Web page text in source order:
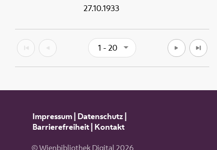
27.10.1933
1 - 20
Impressum| Datenschutz|
Barrierefreiheit| Kontakt
© Wienbibliothek Digital 2026